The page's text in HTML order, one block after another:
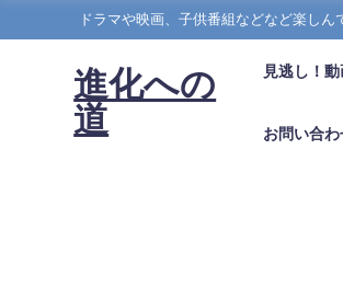
ドラマや映画、子供番組などなど楽しん
進化への
道
見逃し！
お問い合わ